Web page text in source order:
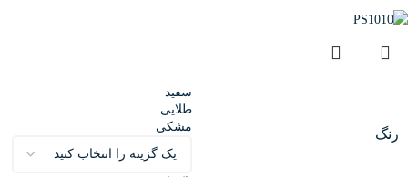
رنگ
سفید
طلایی
مشکی